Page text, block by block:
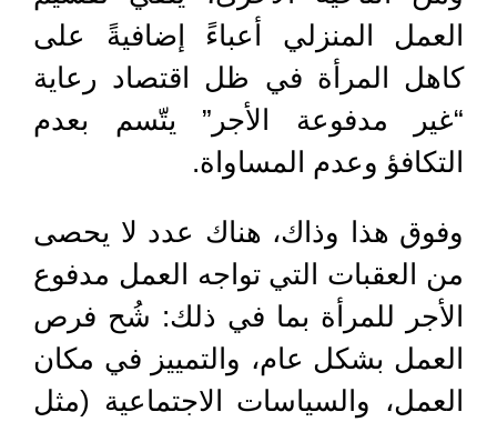
العمل المنزلي أعباءً إضافيةً على
كاهل المرأة في ظل اقتصاد رعاية
“غير مدفوعة الأجر” يتّسم بعدم
التكافؤ وعدم المساواة.
وفوق هذا وذاك، هناك عدد لا يحصى
من العقبات التي تواجه العمل مدفوع
الأجر للمرأة بما في ذلك: شُح فرص
العمل بشكل عام، والتمييز في مكان
العمل، والسياسات الاجتماعية (مثل